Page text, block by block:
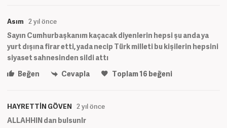
Asım 2 yıl önce
Sayın Cumhurbaşkanım kaçacak diyenlerin hepsi şu anda ya
yurt dışına firar etti, yada necip Türk milleti bu kişilerin hepsini
siyaset sahnesinden sildi attı
Beğen
Cevapla Toplam16 beğeni
HAYRETTİN GÖVEN 2 yıl önce
ALLAHHIN dan bulsunlr